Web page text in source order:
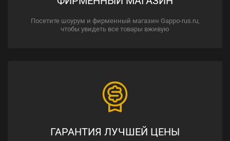
Посетите шоурум и фирменный магазин Gappo-rus.ru,
чтобы увидеть все товары вживую
ГАРАНТИЯ ЛУЧШЕЙ ЦЕНЫ